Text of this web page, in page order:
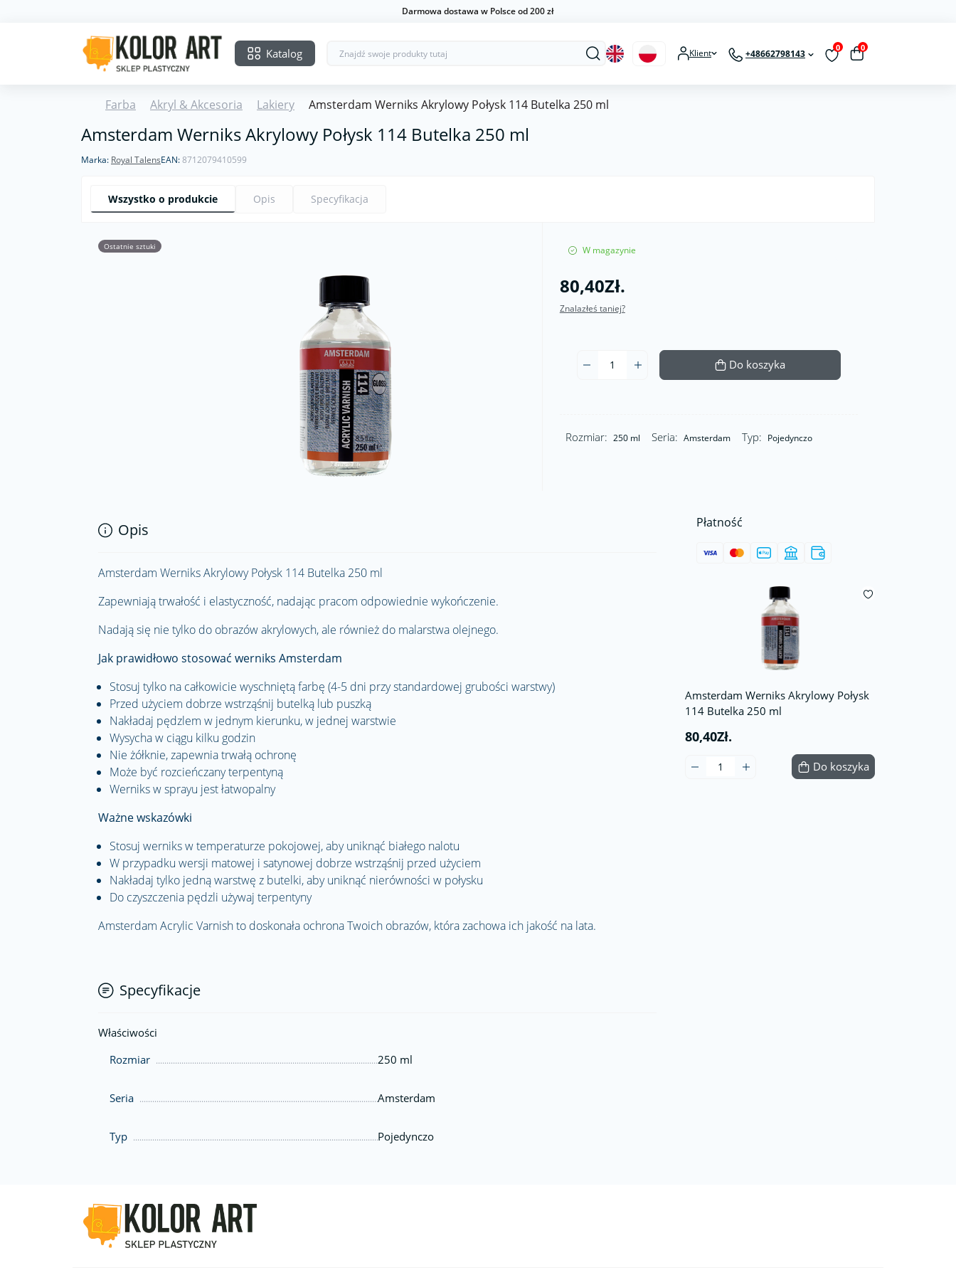
Darmowa dostawa w Polsce od 200 zł
Katalog Klient +48662798143
0 0
Farba Akryl & Akcesoria Lakiery Amsterdam Werniks Akrylowy Połysk 114 Butelka 250 ml
Amsterdam Werniks Akrylowy Połysk 114 Butelka 250 ml
Marka: Royal TalensEAN:8712079410599
Wszystko o produkcie Opis Specyfikacja
Ostatnie sztuki W magazynie
80,40Zł.
Znalazłeś taniej?
Do koszyka
Rozmiar: 250 ml Seria: Amsterdam Typ: Pojedynczo
Płatność
Amsterdam Werniks Akrylowy Połysk
114 Butelka 250 ml
80,40Zł.
Do koszyka
Opis
Amsterdam Werniks Akrylowy Połysk 114 Butelka 250 ml
Zapewniają trwałość i elastyczność, nadając pracom odpowiednie wykończenie.
Nadają się nie tylko do obrazów akrylowych, ale również do malarstwa olejnego.
Jak prawidłowo stosować werniks Amsterdam
Stosuj tylko na całkowicie wyschniętą farbę (4-5 dni przy standardowej grubości warstwy)
Przed użyciem dobrze wstrząśnij butelką lub puszką
Nakładaj pędzlem w jednym kierunku, w jednej warstwie
Wysycha w ciągu kilku godzin
Nie żółknie, zapewnia trwałą ochronę
Może być rozcieńczany terpentyną
Werniks w sprayu jest łatwopalny
Ważne wskazówki
Stosuj werniks w temperaturze pokojowej, aby uniknąć białego nalotu
W przypadku wersji matowej i satynowej dobrze wstrząśnij przed użyciem
Nakładaj tylko jedną warstwę z butelki, aby uniknąć nierówności w połysku
Do czyszczenia pędzli używaj terpentyny
Amsterdam Acrylic Varnish to doskonała ochrona Twoich obrazów, która zachowa ich jakość na lata.
Specyfikacje
Właściwości
Rozmiar
250 ml
Seria Amsterdam
Typ Pojedynczo